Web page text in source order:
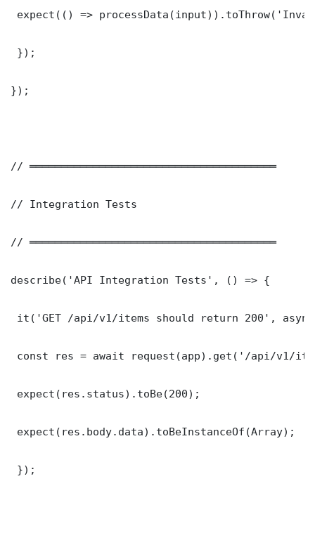
expect(() =>
});
});
// ═══════════════════════════════════════
// Integration Tests
// ═══════════════════════════════════════
describe('API Integration Tests', () => {
it('GET /api/v1/items should return 200',
const res = await request(app).get('/api/v1/
expect(res.status).toBe(200);
expect(res.body.data).toBeInstanceOf(Array);
});